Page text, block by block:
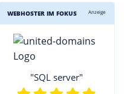
WEBHOSTER IM FOKUS Anzeige
"SQL server"